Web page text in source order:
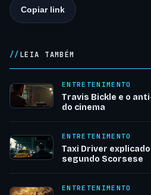
Copiar link
LEIA TAMBÉM
ENTRETENIMENTO
Travis Bickle e o
do cinema
ENTRETENIMENTO
Taxi Driver
segundo Scorsese
ENTRETENIMENTO